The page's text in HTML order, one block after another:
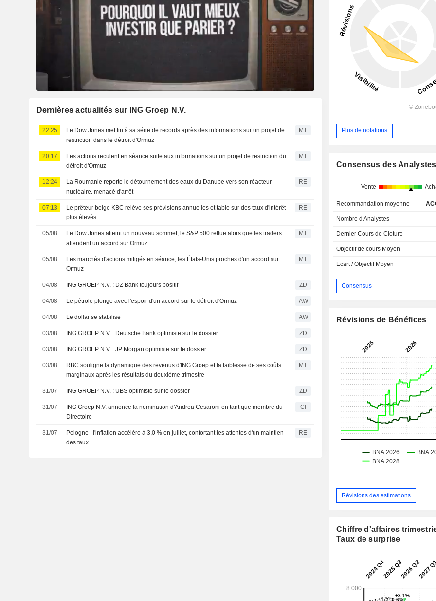
Dernières actualités sur ING Groep N.V.
22:25
Le Dow Jones met fin à sa série de records après des informations sur un projet de
restriction dans le détroit d'Ormuz
MT
20:17
Les actions reculent en séance suite aux informations sur un projet de restriction du
détroit d'Ormuz
MT
12:24
La Roumanie reporte le détournement des eaux du Danube vers son réacteur
nucléaire, menacé d'arrêt
RE
07:13
Le prêteur belge KBC relève ses prévisions annuelles et table sur des taux d'intérêt
plus élevés
RE
05/08
Le Dow Jones atteint un nouveau sommet, le S&P 500 reflue alors que les traders
attendent un accord sur Ormuz
MT
05/08
Les marchés d'actions mitigés en séance, les États-Unis proches d'un accord sur
Ormuz
MT
04/08 ING GROEP N.V. : DZ Bank toujours positif ZD
04/08 Le pétrole plonge avec l'espoir d'un accord sur le détroit d'Ormuz AW
04/08 Le dollar se stabilise AW
03/08 ING GROEP N.V. : Deutsche Bank optimiste sur le dossier ZD
03/08 ING GROEP N.V. : JP Morgan optimiste sur le dossier ZD
03/08
RBC souligne la dynamique des revenus d'ING Groep et la faiblesse de ses coûts
marginaux après les résultats du deuxième trimestre
MT
31/07 ING GROEP N.V. : UBS optimiste sur le dossier ZD
31/07
ING Groep N.V. annonce la nomination d'Andrea Cesaroni en tant que membre du
Directoire
CI
31/07
Pologne : l'inflation accélère à 3,0 % en juillet, confortant les attentes d'un maintien
des taux
RE
Plus de notations
Consensus des Analystes
Vente
Recommandation moyenne
Nombre d'Analystes
Dernier Cours de Cloture
Objectif de cours Moyen
Ecart / Objectif Moyen
Consensus
Révisions de Bénéfices
Révisions des estimations
Chiffre d'affaires
Taux de surprise